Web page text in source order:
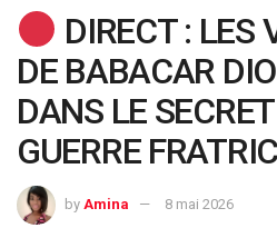
DIRECT : LES
DE BABACAR
DANS LE
GUERRE
by Amina 8 mai 2026